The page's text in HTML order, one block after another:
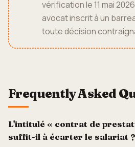
vérification le 11 mai
avocat inscrit à un
toute décision
Frequently Asked
L'intitulé « contrat de
suffit-il à écarter le salariat ?